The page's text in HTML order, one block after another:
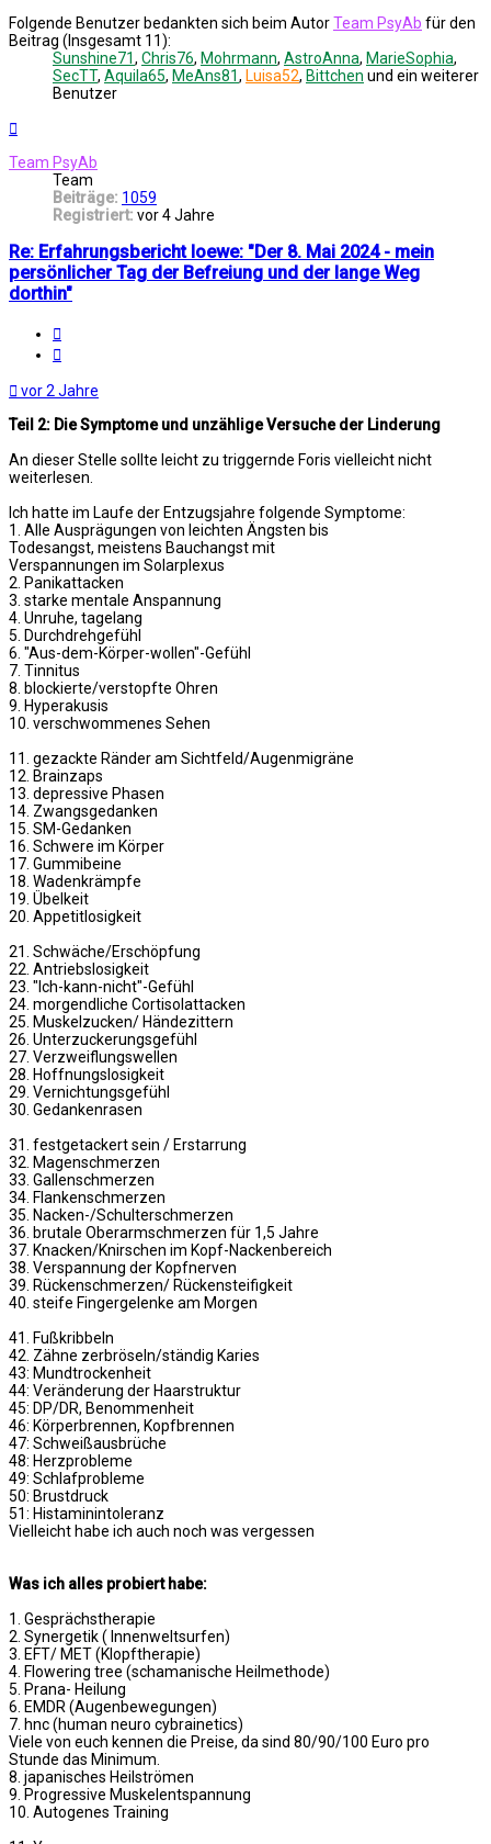
Folgende Benutzer bedankten sich beim AutorTeam PsyAb für den
Beitrag (Insgesamt 11):
Sunshine71, Chris76, Mohrmann, AstroAnna, MarieSophia,
SecTT, Aquila65, MeAns81, Luisa52, Bittchen und ein weiterer
Benutzer
Team PsyAb
Team
Beiträge: 1059
Registriert: vor 4 Jahre
Re: Erfahrungsbericht loewe: "Der 8. Mai 2024 - mein
persönlicher Tag der Befreiung und der lange Weg
dorthin"
vor 2 Jahre
Teil 2: Die Symptome und unzählige Versuche der Linderung
An dieser Stelle sollte leicht zu triggernde Foris vielleicht nicht
weiterlesen.
Ich hatte im Laufe der Entzugsjahre folgende Symptome:
1. Alle Ausprägungen von leichten Ängsten bis
Todesangst, meistens Bauchangst mit
Verspannungen im Solarplexus
2. Panikattacken
3. starke mentale Anspannung
4. Unruhe, tagelang
5. Durchdrehgefühl
6. "Aus-dem-Körper-wollen"-Gefühl
7. Tinnitus
8. blockierte/verstopfte Ohren
9. Hyperakusis
10. verschwommenes Sehen
11. gezackte Ränder am Sichtfeld/Augenmigräne
12. Brainzaps
13. depressive Phasen
14. Zwangsgedanken
15. SM-Gedanken
16. Schwere im Körper
17. Gummibeine
18. Wadenkrämpfe
19. Übelkeit
20. Appetitlosigkeit
21. Schwäche/Erschöpfung
22. Antriebslosigkeit
23. "Ich-kann-nicht"-Gefühl
24. morgendliche Cortisolattacken
25. Muskelzucken/ Händezittern
26. Unterzuckerungsgefühl
27. Verzweiflungswellen
28. Hoffnungslosigkeit
29. Vernichtungsgefühl
30. Gedankenrasen
31. festgetackert sein / Erstarrung
32. Magenschmerzen
33. Gallenschmerzen
34. Flankenschmerzen
35. Nacken-/Schulterschmerzen
36. brutale Oberarmschmerzen für 1,5 Jahre
37. Knacken/Knirschen im Kopf-Nackenbereich
38. Verspannung der Kopfnerven
39. Rückenschmerzen/ Rückensteifigkeit
40. steife Fingergelenke am Morgen
41. Fußkribbeln
42. Zähne zerbröseln/ständig Karies
43: Mundtrockenheit
44: Veränderung der Haarstruktur
45: DP/DR, Benommenheit
46: Körperbrennen, Kopfbrennen
47: Schweißausbrüche
48: Herzprobleme
49: Schlafprobleme
50: Brustdruck
51: Histaminintoleranz
Vielleicht habe ich auch noch was vergessen
Was ich alles probiert habe:
1. Gesprächstherapie
2. Synergetik ( Innenweltsurfen)
3. EFT/ MET (Klopftherapie)
4. Flowering tree (schamanische Heilmethode)
5. Prana- Heilung
6. EMDR (Augenbewegungen)
7. hnc (human neuro cybrainetics)
Viele von euch kennen die Preise, da sind 80/90/100 Euro pro
Stunde das Minimum.
8. japanisches Heilströmen
9. Progressive Muskelentspannung
10. Autogenes Training